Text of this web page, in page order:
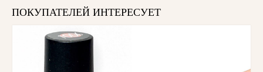
ПОКУПАТЕЛЕЙ ИНТЕРЕСУЕТ